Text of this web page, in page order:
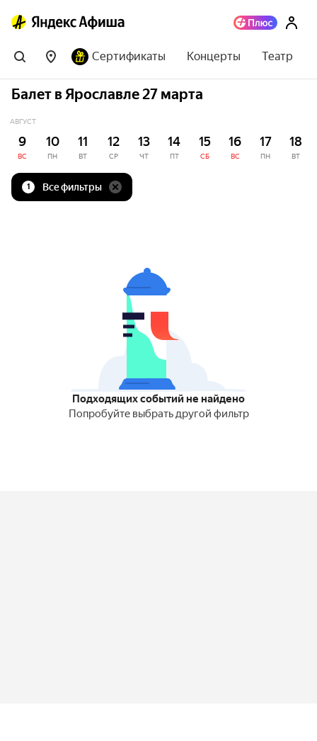
Сертификаты Концерты Театр
Балет в Ярославле 27 марта
АВГУСТ
9
ВС
10
ПН
11
ВТ
12
СР
13
ЧТ
14
ПТ
15
СБ
16
ВС
17
ПН
18
ВТ
1 Все фильтры
Подходящих событий не найдено
Попробуйте выбрать другой фильтр